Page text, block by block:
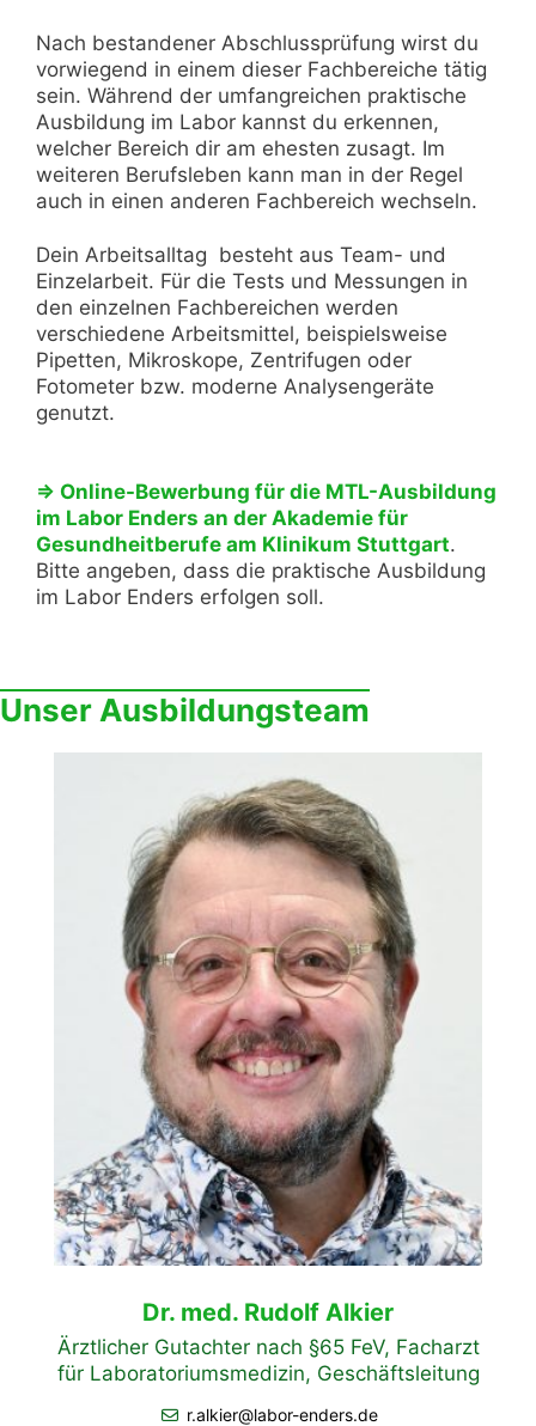
Nach bestandener Abschlussprüfung wirst du
vorwiegend in einem dieser Fachbereiche tätig
sein. Während der umfangreichen praktische
Ausbildung im Labor kannst du erkennen,
welcher Bereich dir am ehesten zusagt. Im
weiteren Berufsleben kann man in der Regel
auch in einen anderen Fachbereich wechseln.
Dein Arbeitsalltag besteht aus Team- und
Einzelarbeit. Für die Tests und Messungen in
den einzelnen Fachbereichen werden
verschiedene Arbeitsmittel, beispielsweise
Pipetten, Mikroskope, Zentrifugen oder
Fotometer bzw. moderne Analysengeräte
genutzt.
⇒ Online-Bewerbung für die MTL-Ausbildung
im Labor Enders an der Akademie für
Gesundheitberufe am Klinikum Stuttgart.
Bitte angeben, dass die praktische Ausbildung
im Labor Enders erfolgen soll.
Unser Ausbildungsteam
Dr. med. Rudolf Alkier
Ärztlicher Gutachter nach §65 FeV, Facharzt
für Laboratoriumsmedizin, Geschäftsleitung
r.alkier@labor-enders.de